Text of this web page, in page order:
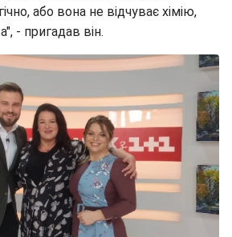
або вона не відчуває хімію,
- пригадав він.